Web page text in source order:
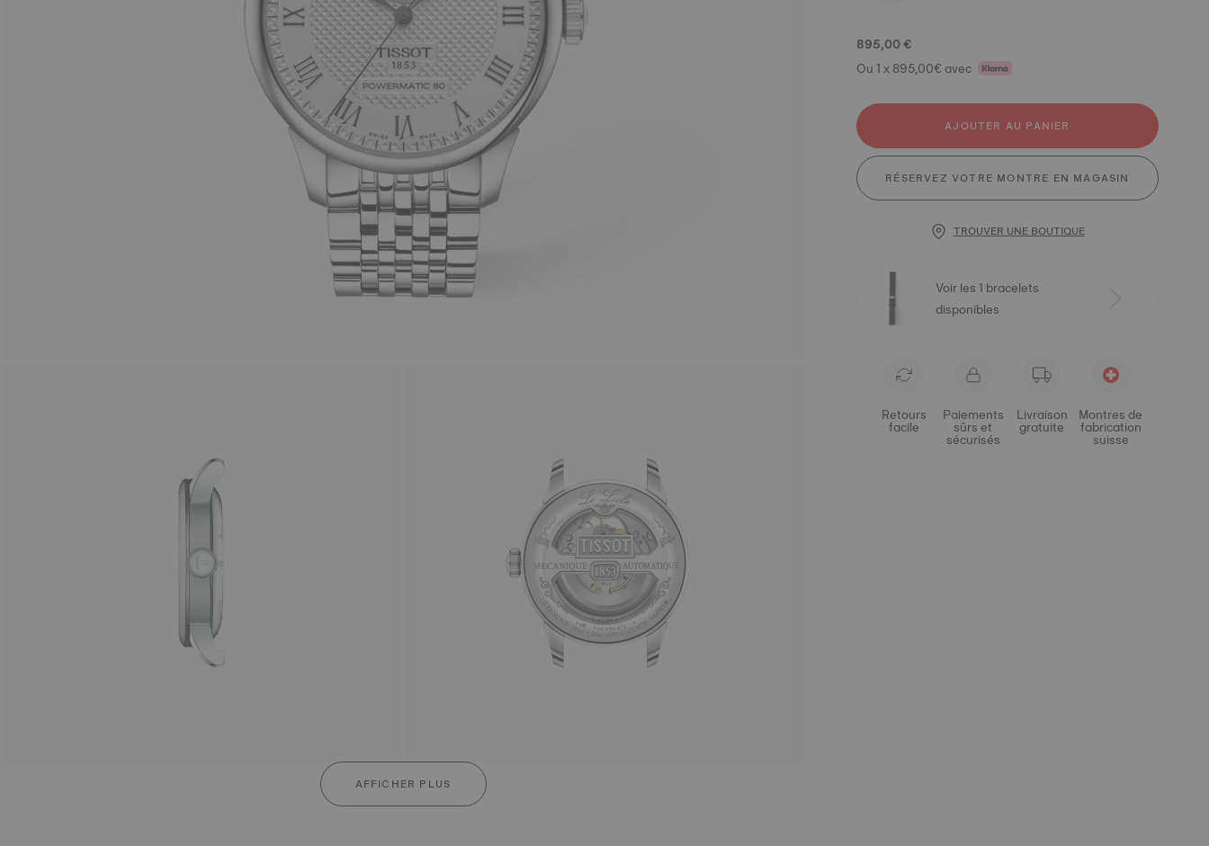
AFFICHER PLUS
895,00 €
Ou 1 x 895,00€ avec
AJOUTER AU PANIER
RÉSERVEZ VOTRE MONTRE EN MAGASIN
TROUVER UNE BOUTIQUE
Voir les 1 bracelets
disponibles
Retours
facile
Paiements
sûrs et
sécurisés
Livraison
gratuite
Montres de
fabrication
suisse